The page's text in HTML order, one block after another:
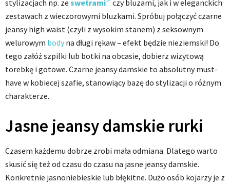
stylizacjach np. ze swetrami
czy bluzami, jak i w eleganckich
zestawach z wieczorowymi bluzkami. Spróbuj połączyć czarne
jeansy high waist (czyli z wysokim stanem) z seksownym
welurowym body na długi rękaw – efekt będzie nieziemski! Do
tego załóż szpilki lub botki na obcasie, dobierz wizytową
torebkę i gotowe. Czarne jeansy damskie to absolutny must-
have w kobiecej szafie, stanowiący bazę do stylizacji o różnym
charakterze.
Jasne jeansy damskie rurki
Czasem każdemu dobrze zrobi mała odmiana. Dlatego warto
skusić się też od czasu do czasu na jasne jeansy damskie.
Konkretnie jasnoniebieskie lub błękitne. Dużo osób kojarzy je z